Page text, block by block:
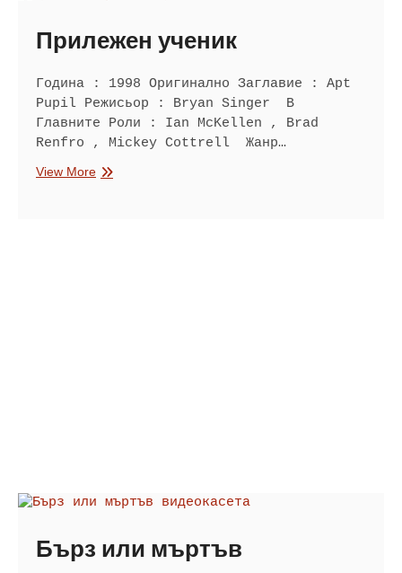
Прилежен ученик
Година : 1998 Оригинално Заглавие : Apt
Pupil Режисьор : Bryan Singer В
Главните Роли : Ian McKellen , Brad
Renfro , Mickey Cottrell Жанр…
View MoreПрилежен
Бърз или мъртъв